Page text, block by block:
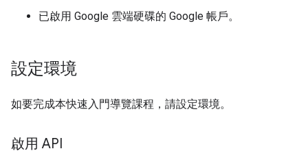
已啟用 Google 雲端硬碟的 Google 帳戶。
設定環境
如要完成本快速入門導覽課程，請設定環境。
啟用 API